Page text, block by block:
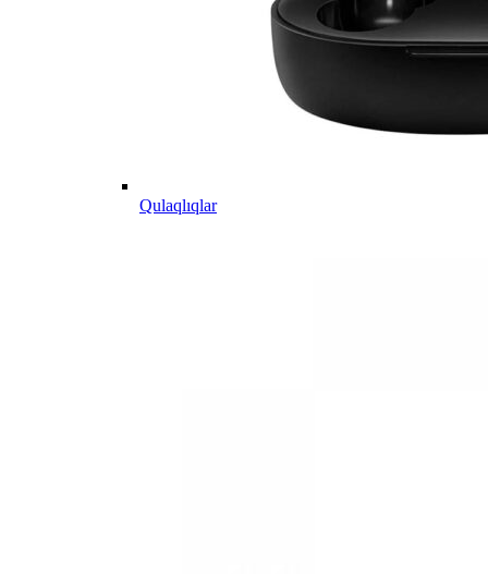
Qulaqlıqlar